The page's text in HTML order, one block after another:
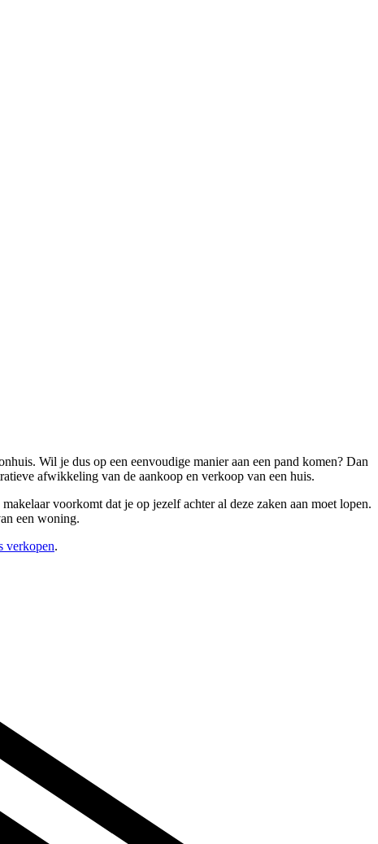
Wil je dus op een eenvoudige manier aan een pand komen? Dan
afwikkeling van de aankoop en verkoop van een huis.
voorkomt dat je op jezelf achter al deze zaken aan moet lopen.
een woning.
verkopen.